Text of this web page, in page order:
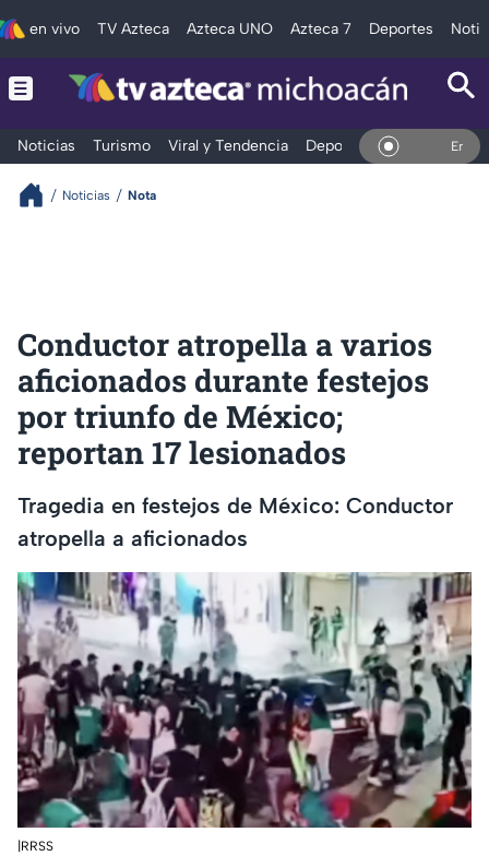
en vivo TV Azteca Azteca UNO Azteca 7 Deportes
Noticias Turismo Viral y Tendencia Deportes Espectáculos
En Vivo
Noticias Nota
Conductor atropella a varios
aficionados durante festejos
por triunfo de México;
reportan 17 lesionados
Tragedia en festejos de México: Conductor
atropella a aficionados
|RRSS